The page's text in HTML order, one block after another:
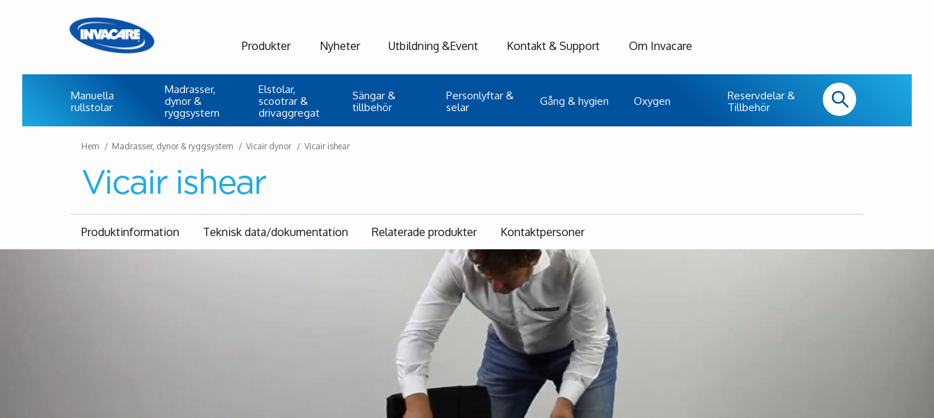
Produkter
Manuella
rullstolar
Madrasser,
dynor &
ryggsystem
Elstolar,
scootrar &
drivaggregat
Sängar &
tillbehör
Personlyftar &
selar
Gång & hygien Oxygen
Reservdelar &
Tillbehör
Nyheter Utbildning &Event Kontakt & Support Om Invacare
Hem Madrasser, dynor & ryggsystem Vicair dynor Vicair ishear
Vicair ishear
Produktinformation Teknisk data/dokumentation Relaterade produkter Kontaktpersoner